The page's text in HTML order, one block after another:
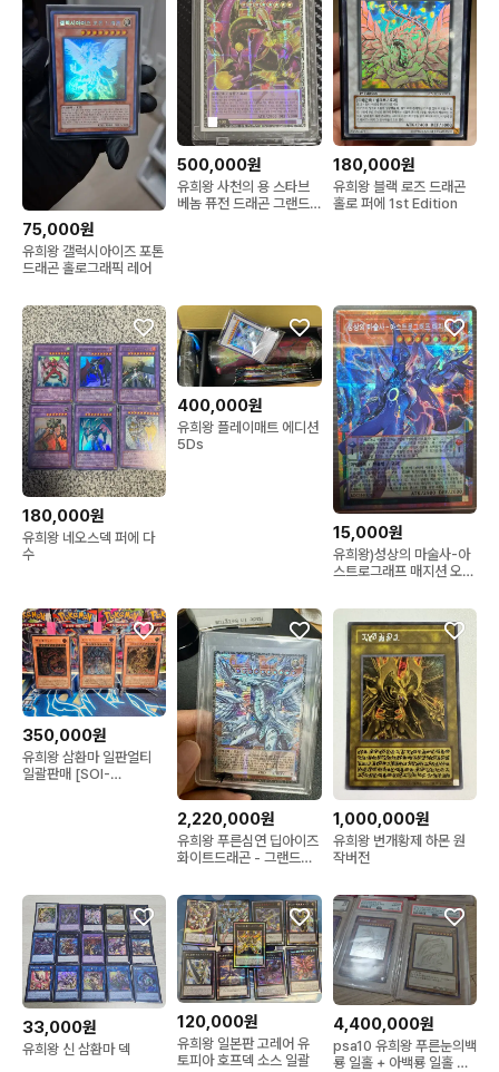
75,000원
유희왕 갤럭시아이즈 포톤
드래곤 홀로그래픽 레어
500,000원
유희왕 사천의 용 스타브
베놈 퓨전 드래곤 그랜드
180,000원
유희왕 블랙 로즈 드래곤
홀로 퍼에 1st Edition
180,000원
유희왕 네오스덱 퍼에 다
수
400,000원
유희왕 플레이매트 에디션
5Ds
15,000원
유희왕)성상의 마술사-아
스트로그래프 매지션 오버
350,000원
유희왕 삼환마 일판얼티
일괄판매 [SOI-
2,220,000원
유희왕 푸른심연 딥아이즈
화이트드래곤 - 그랜드마
1,000,000원
유희왕 번개황제 하몬 원
작버전
33,000원
유희왕 신 삼환마 덱
120,000원
유희왕 일본판 고레어 유
토피아 호프덱 소스 일괄
4,400,000원
psa10 유희왕 푸른눈의백
룡 일홀 + 아백룡 일홀 세